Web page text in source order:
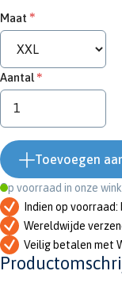
Maat
Aantal
Toevoegen
Op voorraad in onze
Indien op voorraad:
Wereldwijde
Veilig betalen met